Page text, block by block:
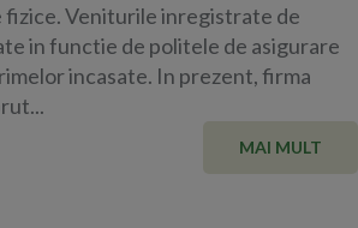
fizice. Veniturile inregistrate de
in functie de politele de asigurare
incasate. In prezent, firma
MAI MULT